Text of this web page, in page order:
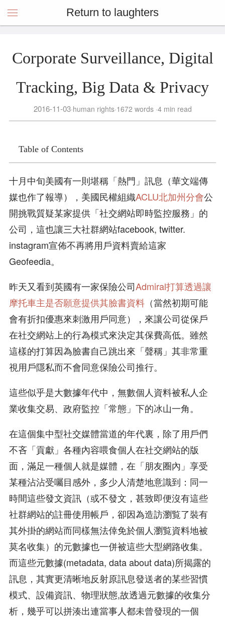
Return to laughters
Corporate Surveillance, Digital
Tracking, Big Data & Privacy
2016-11-03 human rights 1672 words 4 min read
Table of Contents
十月中旬美國有一則堪稱「熱門」訊息（華文端傳
媒也作了報導），美國民權組織ACLU北加州分會公
開挑戰質疑某家提供「社交網站即時監控服務」的
公司，這也讓三大社群網站facebook, twitter.
instagram宣佈不再將用戶資料賣給這家
Geofeedia。
昨天又看到英國有一家保險公司Admiral打算透過讓
摩托車主是否願意提供其臉書資料 （當然初期可能
會有折扣優惠來刺激用戶同意），來讓公司從保戶
在社交網站上的行為模式來決定其保費高低。雖然
這樣的打算因為臉書自己跳出來「聲稱」其非常重
視用戶隱私而不會同意保險公司推行。
這些似乎是大數據年代中，無數個人資料被私人企
業收集交易、政府監控「常態」下的冰山一角。
在這個集中型社交媒體當道的年代裏，除了用戶們
不吝「貢獻」各種內容喂食個人在社交網站的版
面，滿足一種個人就是媒體，在「朋友圈內」享受
某種沾沾受囑目感外，多少人清楚地意識到：同一
時間這些發文資訊（或不發文，甚致即便沒有這些
社群網站的註冊使用帳戶，卻因為造訪瀏覧了裝有
其外掛的網站而同樣無法倖免於個人瀏覧資料地被
莫名收集）的元數據也一併被這些大型網路收集。
而這些元數據(metadata, data about data)所揭露的
訊息，其實更清晰地反射原訊息發送者的某些習慣
模式、設備資訊、物理狀態,故透過元數據的收集分
析，幾乎可以拼湊出連當事人都未曾發現的一個